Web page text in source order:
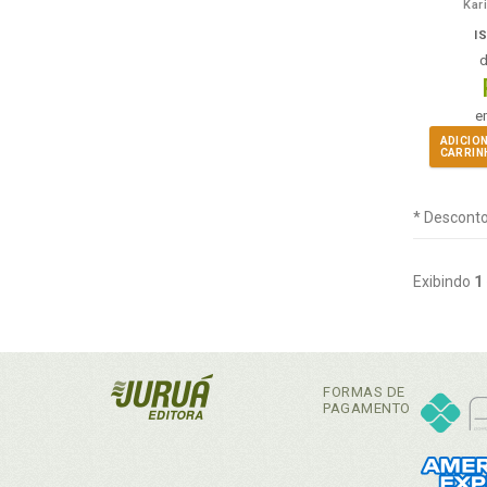
*
Exibindo 1
FORMAS DE
PAGAMENTO